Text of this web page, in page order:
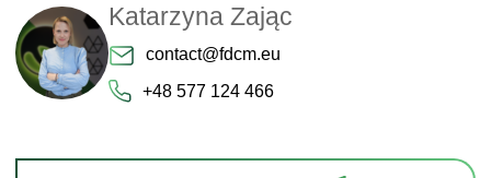
Katarzyna Zając
contact@fdcm.eu
+48 577 124 466